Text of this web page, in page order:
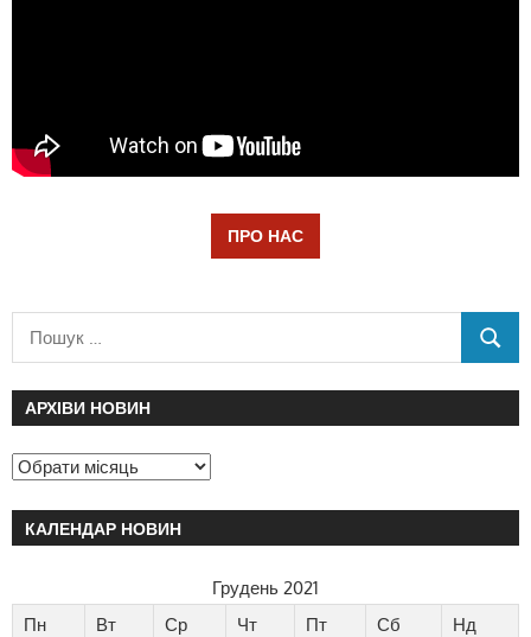
ПРО НАС
АРХІВИ НОВИН
КАЛЕНДАР НОВИН
Грудень 2021
Пн
Вт Ср Чт Пт Сб
Нд